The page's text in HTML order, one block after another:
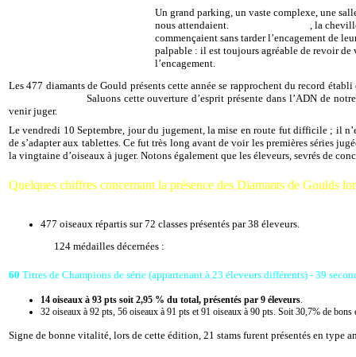
Un grand parking, un vaste complexe, une
nous attendaient.
, la
commençaient sans tarder l’encagement de
palpable : il est toujours agréable de revoir de
l’encagement.
Les 477 diamants de Gould présents cette année se rapprochent du record
Saluons cette ouverture d’esprit présente dans l’ADN de
venir juger.
Le vendredi 10 Septembre, jour du jugement, la mise en route fut difficile ; il
de s’adapter aux tablettes. Ce fut très long avant de voir les premières séries
la vingtaine d’oiseaux à juger. Notons également que les éleveurs, sevrés de
Quelques chiffres concernant la présence des Diamants de Goulds
477 oiseaux répartis sur 72 classes présentés par 38 éleveurs.
124 médailles décernées :
60 Titres de Champions de série (appartenant à 23 éleveurs différents) - 39
14 oiseaux à 93 pts soit 2,95 % du total, présentés par 9 éleveurs.
32 oiseaux à 92 pts, 56 oiseaux à 91 pts et 91 oiseaux à 90 pts. Soit 30,7% de
Signe de bonne vitalité, lors de cette édition, 21 stams furent présentés en type